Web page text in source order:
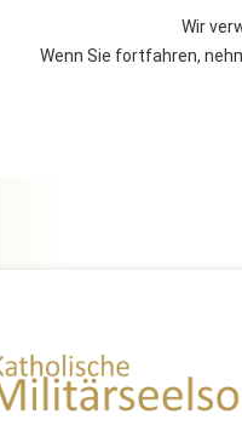
Wir
Wenn Sie fortfahren,